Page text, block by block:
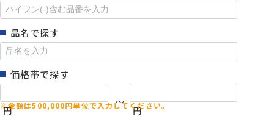
品名で探す
価格帯で探す
円
～
円